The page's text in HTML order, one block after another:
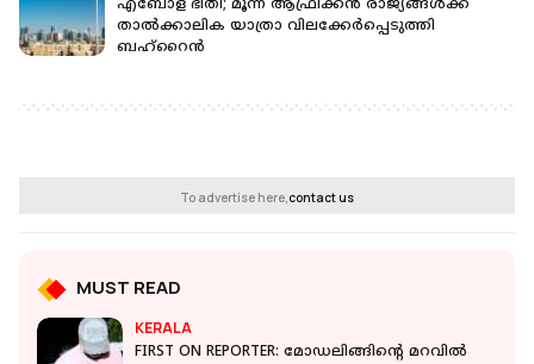
എബോള ഭീതി; മൂന്ന് ആഫ്രിക്കൻ രാജ്യങ്ങൾക്ക്
താൽക്കാലിക യാത്രാ വിലക്കേർപ്പെടുത്തി
ബഹ്റൈൻ
To advertise here,contact us
MUST READ
KERALA
FIRST ON REPORTER: മോഡലിങ്ങിന്റെ മറവില്‍